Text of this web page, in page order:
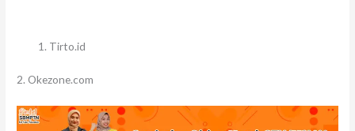
Tirto.id
2. Okezone.com